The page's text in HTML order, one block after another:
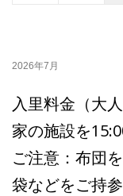
2026年7月
入里料金（大
家の施設を
ご注意：布団
袋などをご持